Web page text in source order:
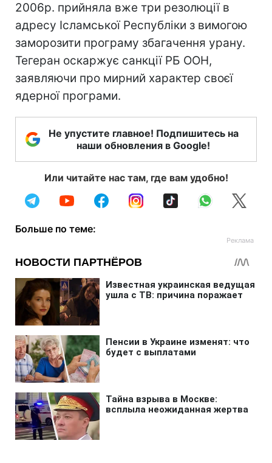
2006р. прийняла вже три резолюції в
адресу Ісламської Республіки з вимогою
заморозити програму збагачення урану.
Тегеран оскаржує санкції РБ ООН,
заявляючи про мирний характер своєї
ядерної програми.
Не упустите главное! Подпишитесь на
наши обновления в Google!
Или читайте нас там, где вам удобно!
Больше по теме: